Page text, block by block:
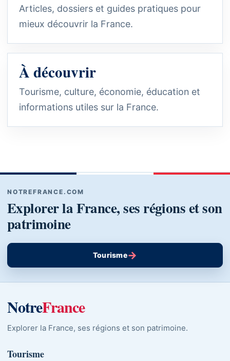
Articles, dossiers et guides pratiques pour
mieux découvrir la France.
À découvrir
Tourisme, culture, économie, éducation et
informations utiles sur la France.
NOTREFRANCE.COM
Explorer la France, ses régions et son
patrimoine
Tourisme→
NotreFrance
Explorer la France, ses régions et son patrimoine.
Tourisme